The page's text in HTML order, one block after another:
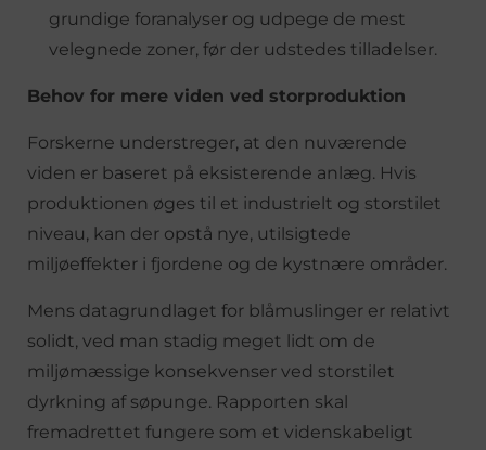
grundige foranalyser og udpege de mest
velegnede zoner, før der udstedes tilladelser.
Behov for mere viden ved storproduktion
Forskerne understreger, at den nuværende
viden er baseret på eksisterende anlæg. Hvis
produktionen øges til et industrielt og storstilet
niveau, kan der opstå nye, utilsigtede
miljøeffekter i fjordene og de kystnære områder.
Mens datagrundlaget for blåmuslinger er relativt
solidt, ved man stadig meget lidt om de
miljømæssige konsekvenser ved storstilet
dyrkning af søpunge. Rapporten skal
fremadrettet fungere som et videnskabeligt